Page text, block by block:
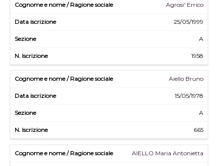
Agrosi' Errico
25/05/1999
A
1958
Aiello Bruno
15/05/1978
A
665
AIELLO Maria Antonietta